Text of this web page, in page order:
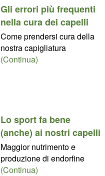
Gli errori più frequenti
nella cura dei capelli
Come prendersi cura della
nostra capigliatura
(Continua)
Lo sport fa bene
(anche) ai nostri capelli
Maggior nutrimento e
produzione di endorfine
(Continua)